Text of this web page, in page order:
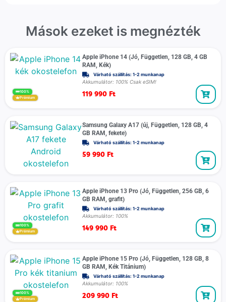
Mások ezeket is megnézték
100%
Prémium
Apple iPhone 14 (Jó, Független, 128 GB, 4 GB
RAM, Kék)
Várható szállítás: 1-2 munkanap
Akkumulátor: 100% Csak eSIM!
119 990 Ft
Samsung Galaxy A17 (új, Független, 128 GB, 4
GB RAM, fekete)
Várható szállítás: 1-2 munkanap
59 990 Ft
100%
Prémium
Apple iPhone 13 Pro (Jó, Független, 256 GB, 6
GB RAM, grafit)
Várható szállítás: 1-2 munkanap
Akkumulátor: 100%
149 990 Ft
100%
Prémium
Apple iPhone 15 Pro (Jó, Független, 128 GB, 8
GB RAM, Kék Titánium)
Várható szállítás: 1-2 munkanap
Akkumulátor: 100%
209 990 Ft